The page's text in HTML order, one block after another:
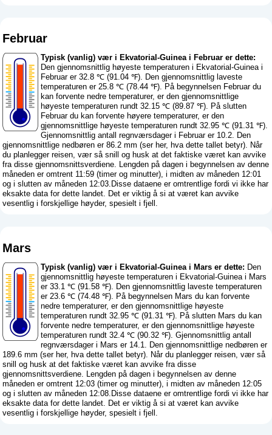
Februar
Typisk (vanlig) vær i Ekvatorial-Guinea i Februar er dette:
Den gjennomsnittlig høyeste temperaturen i Ekvatorial-Guinea i
Februar er 32.8 ℃ (91.04 ℉). Den gjennomsnittlig laveste
temperaturen er 25.8 ℃ (78.44 ℉). På begynnelsen Februar du
kan forvente nedre temperaturer, er den gjennomsnittlige
høyeste temperaturen rundt 32.15 ℃ (89.87 ℉). På slutten
Februar du kan forvente høyere temperaturer, er den
gjennomsnittlige høyeste temperaturen rundt 32.95 ℃ (91.31 ℉).
Gjennomsnittlig antall regnværsdager i Februar er 10.2. Den
gjennomsnittlige nedbøren er 86.2 mm (ser her, hva dette tallet betyr). Når
du planlegger reisen, vær så snill og husk at det faktiske været kan avvike
fra disse gjennomsnittsverdiene. Lengden på dagen i begynnelsen av denne
måneden er omtrent 11:59 (timer og minutter), i midten av måneden 12:01
og i slutten av måneden 12:03.Disse dataene er omtrentlige fordi vi ikke har
eksakte data for dette landet. Det er viktig å si at været kan avvike
vesentlig i forskjellige høyder, spesielt i fjell.
Mars
Typisk (vanlig) vær i Ekvatorial-Guinea i Mars er dette: Den
gjennomsnittlig høyeste temperaturen i Ekvatorial-Guinea i Mars
er 33.1 ℃ (91.58 ℉). Den gjennomsnittlig laveste temperaturen
er 23.6 ℃ (74.48 ℉). På begynnelsen Mars du kan forvente
nedre temperaturer, er den gjennomsnittlige høyeste
temperaturen rundt 32.95 ℃ (91.31 ℉). På slutten Mars du kan
forvente nedre temperaturer, er den gjennomsnittlige høyeste
temperaturen rundt 32.4 ℃ (90.32 ℉). Gjennomsnittlig antall
regnværsdager i Mars er 14.1. Den gjennomsnittlige nedbøren er
189.6 mm (ser her, hva dette tallet betyr). Når du planlegger reisen, vær så
snill og husk at det faktiske været kan avvike fra disse
gjennomsnittsverdiene. Lengden på dagen i begynnelsen av denne
måneden er omtrent 12:03 (timer og minutter), i midten av måneden 12:05
og i slutten av måneden 12:08.Disse dataene er omtrentlige fordi vi ikke har
eksakte data for dette landet. Det er viktig å si at været kan avvike
vesentlig i forskjellige høyder, spesielt i fjell.